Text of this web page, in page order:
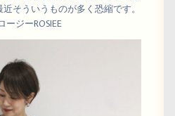
そういうものが多く恐縮です。
ージーROSIEE